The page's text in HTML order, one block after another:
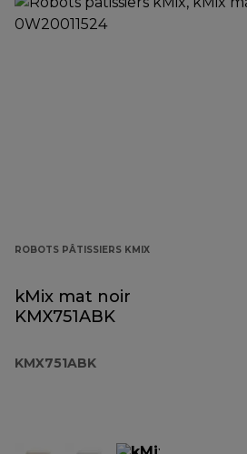
ROBOTS PÂTISSIERS KMIX
kMix mat noir
KMX751ABK
KMX751ABK